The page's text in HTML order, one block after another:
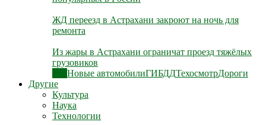
ЖД переезд в Астрахани закроют на ночь для
ремонта
Из жары в Астрахани ограничат проезд тяжёлых
грузовиков
Новые автомобилиГИБДДТехосмотрДороги
Другие
Культура
Наука
Технологии